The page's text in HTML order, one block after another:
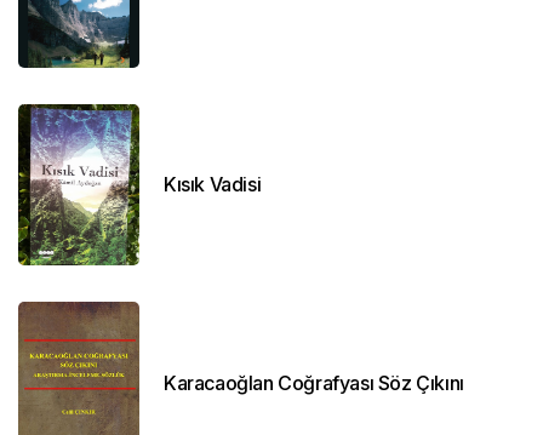
Kısık Vadisi
Karacaoğlan Coğrafyası Söz Çıkını